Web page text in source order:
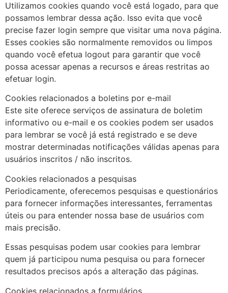
Utilizamos cookies quando você está logado, para que
possamos lembrar dessa ação. Isso evita que você
precise fazer login sempre que visitar uma nova página.
Esses cookies são normalmente removidos ou limpos
quando você efetua logout para garantir que você
possa acessar apenas a recursos e áreas restritas ao
efetuar login.
Cookies relacionados a boletins por e-mail
Este site oferece serviços de assinatura de boletim
informativo ou e-mail e os cookies podem ser usados
para lembrar se você já está registrado e se deve
mostrar determinadas notificações válidas apenas para
usuários inscritos / não inscritos.
Cookies relacionados a pesquisas
Periodicamente, oferecemos pesquisas e questionários
para fornecer informações interessantes, ferramentas
úteis ou para entender nossa base de usuários com
mais precisão.
Essas pesquisas podem usar cookies para lembrar
quem já participou numa pesquisa ou para fornecer
resultados precisos após a alteração das páginas.
Cookies relacionados a formulários